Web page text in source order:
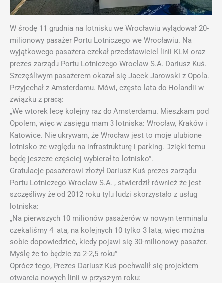
W środę 11 grudnia na lotnisku we Wrocławiu wylądował 20-
milionowy pasażer Portu Lotniczego we Wrocławiu. Na
wyjątkowego pasażera czekał przedstawiciel linii KLM oraz
prezes zarządu Portu Lotniczego Wroclaw S.A. Dariusz Kuś.
Szczęśliwym pasażerem okazał się Jacek Jarowski z Opola.
Przyjechał z Amsterdamu. Mówi, często lata do Holandii w
związku z pracą:
„We wtorek lecę kolejny raz do Amsterdamu. Mieszkam pod
Opolem, więc w zasięgu mam 3 lotniska: Wrocław, Kraków i
Katowice. Nie ukrywam, że Wrocław jest to moje ulubione
lotnisko ze względu na infrastrukturę i parking. Dzięki temu
będę jeszcze częściej wybierał to lotnisko”.
Gratulacje pasażerowi złożył Dariusz Kuś prezes zarządu
Portu Lotniczego Wroclaw S.A. , stwierdził również że jest
szczęśliwy że od 2012 roku tylu ludzi skorzystało z usług
lotniska:
„Na pierwszych 10 milionów pasażerów w nowym terminalu
czekaliśmy 4 lata, na kolejnych 10 tylko 3 lata, więc można
sobie dopowiedzieć, kiedy pojawi się 30-milionowy pasażer.
Myślę że to będzie za 2-2,5 roku”
Oprócz tego, Prezes Dariusz Kuś pochwalił się projektem
otwarcia nowych linii w przyszłym roku: